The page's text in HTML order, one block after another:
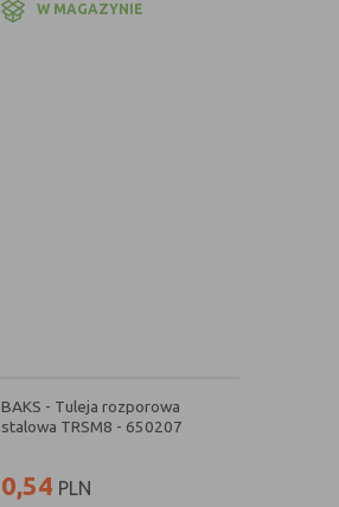
W MAGAZYNIE
BAKS - Tuleja rozporowa
stalowa TRSM8 - 650207
0,54 PLN